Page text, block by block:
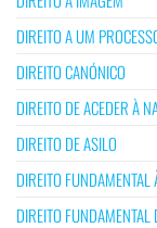
DIREITO A UM
DIREITO CANÓNICO
DIREITO DE ACEDER À
DIREITO DE ASILO
DIREITO
DIREITO